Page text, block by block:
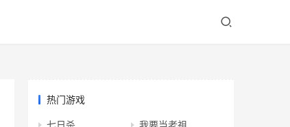
热门游戏